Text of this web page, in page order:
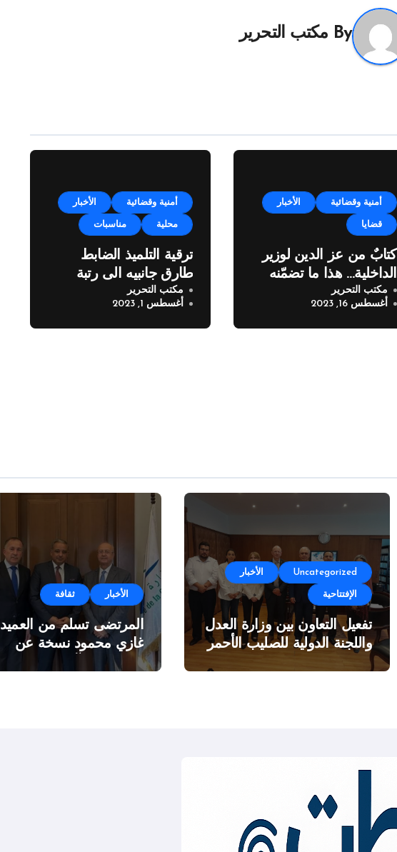
By مكتب التحرير
أمنية وقضائية الأخبار
قضايا
كتابٌ من عز الدين لوزير
الداخلية… هذا ما تضمّنه
مكتب التحرير
أغسطس 16, 2023
أمنية وقضائية الأخبار
محلية مناسبات
ترقية التلميذ الضابط
طارق جانبيه الى رتبة
ملازم
مكتب التحرير
أغسطس 1, 2023
Uncategorized الأخبار
الإفتتاحية
تفعيل التعاون بين وزارة العدل
واللجنة الدولية للصليب الأحمر
الأخبار ثقافة
المرتضى تسلم من العميد
غازي محمود نسخة عن
اطروحته “الآفاق المالية